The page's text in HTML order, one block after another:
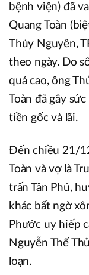
bệnh viện) đã
Quang Toàn
Thủy Nguyên,
theo ngày. Do
quá cao, ông
Toàn đã gây
tiền gốc và lãi.
Đến chiều 21/
Toàn và vợ là
trấn Tân Phú,
khác bất ngờ
Phước uy hiếp
Nguyễn Thế
loạn.